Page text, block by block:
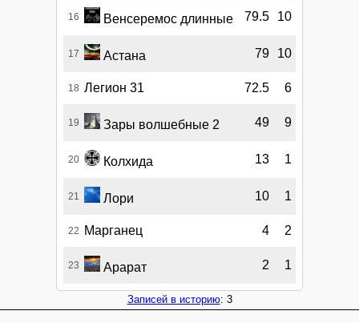
16 Венсеремос длинные 79.5 10
17 Астана 79 10
18 Легион 31 72.5 6
19 Зары волшебные 2 49 9
20 Колхида 13 1
21 Лори 10 1
22 Марганец 4 2
23 Арарат 2 1
Записей в историю: 3